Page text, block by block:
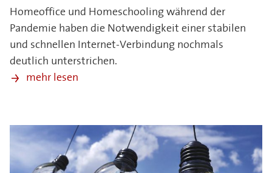
Homeoffice und Homeschooling während der
Pandemie haben die Notwendigkeit einer stabilen
und schnellen Internet-Verbindung nochmals
deutlich unterstrichen.
mehr lesen